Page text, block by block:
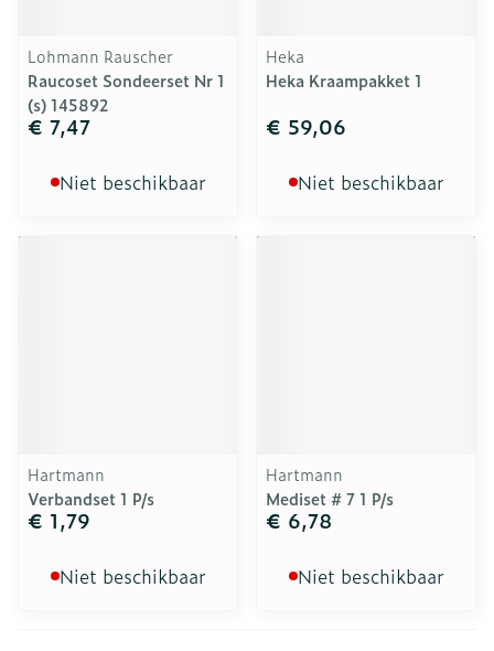
Lohmann Rauscher
Raucoset Sondeerset Nr 1
(s) 145892
€ 7,47
Niet beschikbaar
Heka
Heka Kraampakket 1
€ 59,06
Niet beschikbaar
Hartmann
Verbandset 1 P/s
€ 1,79
Niet beschikbaar
Hartmann
Mediset # 7 1 P/s
€ 6,78
Niet beschikbaar